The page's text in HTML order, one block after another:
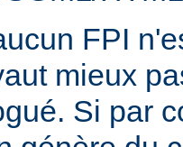
FPI
mieux
Si par